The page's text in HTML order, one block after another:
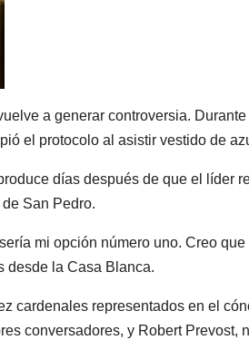
a generar controversia.
el protocolo al asistir vestido de
días después de que el líder
San Pedro.
mi opción número uno. Creo
desde la Casa Blanca.
cardenales representados en el
conversadores, y Robert